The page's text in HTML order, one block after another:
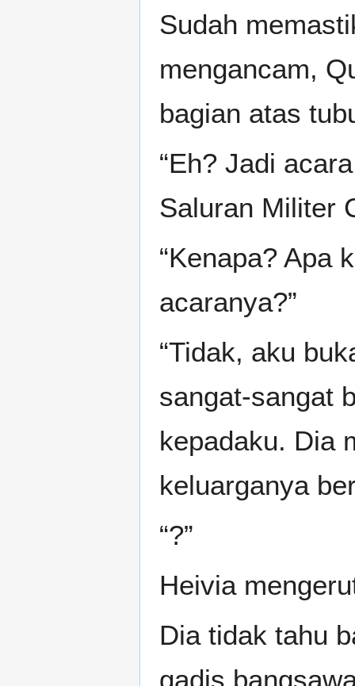
Sudah
mengancam,
bagian atas
“Eh? Jadi
Saluran Militer
“Kenapa? Apa
acaranya?”
“Tidak, aku
sangat-sangat
kepadaku. Dia
keluarganya
“?”
Heivia
Dia tidak tahu
gadis